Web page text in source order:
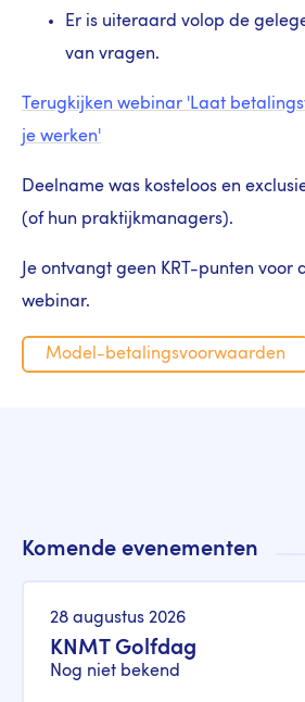
Er is uiteraard volop de
van vragen.
Terugkijken webinar 'Laat
je werken'
Deelname was kosteloos en
(of hun praktijkmanagers).
Je ontvangt geen KRT-punten voor
webinar.
Model-betalingsvoorwaarden
Komende evenementen
28 augustus 2026
KNMT Golfdag
Nog niet bekend